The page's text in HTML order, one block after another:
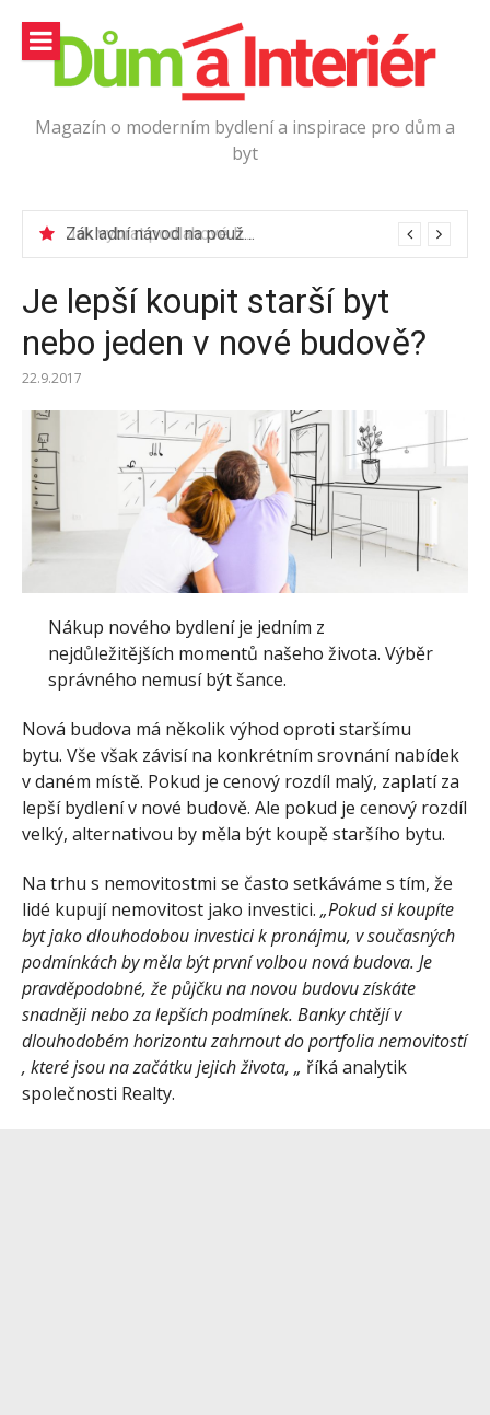
obsah
Magazín o moderním bydlení a inspirace pro dům a
byt
Základní návod na používání elektrické vrtačky
Jak vybrat podlahové lišty?
Je lepší koupit starší byt
nebo jeden v nové budově?
22.9.2017
Nákup nového bydlení je jedním z
nejdůležitějších momentů našeho života. Výběr
správného nemusí být šance.
Nová budova má několik výhod oproti staršímu
bytu. Vše však závisí na konkrétním srovnání nabídek
v daném místě. Pokud je cenový rozdíl malý, zaplatí za
lepší bydlení v nové budově. Ale pokud je cenový rozdíl
velký, alternativou by měla být koupě staršího bytu.
Na trhu s nemovitostmi se často setkáváme s tím, že
lidé kupují nemovitost jako investici. „Pokud si koupíte
byt jako dlouhodobou investici k pronájmu, v současných
podmínkách by měla být první volbou nová budova. Je
pravděpodobné, že půjčku na novou budovu získáte
snadněji nebo za lepších podmínek. Banky chtějí v
dlouhodobém horizontu zahrnout do portfolia nemovitostí
, které jsou na začátku jejich života, „ říká analytik
společnosti Realty.